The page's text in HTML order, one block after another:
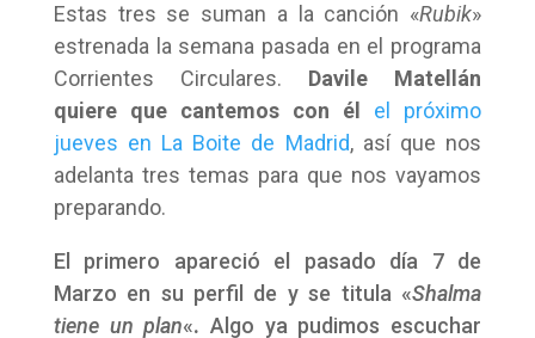
Estas tres se suman a la canción «Rubik»
estrenada la semana pasada en el programa
Corrientes Circulares. Davile Matellán
quiere que cantemos con él
el próximo
jueves en La Boite de Madrid, así que nos
adelanta tres temas para que nos vayamos
preparando.
El primero apareció el pasado día 7 de
Marzo en su perfil de y se titula «Shalma
tiene un plan«. Algo ya pudimos escuchar